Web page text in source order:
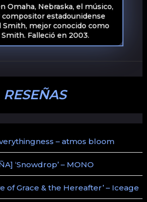
Omaha, Nebraska, el músico,
compositor estadounidense
Smith, mejor conocido como
Falleció en 2003.
RESEÑAS
– atmos bloom
‘Snowdrop’ – MONO
of Grace & the Hereafter’ – Iceage